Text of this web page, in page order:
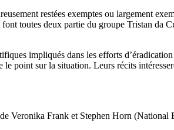
restées exemptes ou largement
toutes deux partie du groupe Tristan
impliqués dans les efforts
le point sur la situation. Leurs récits
Veronika Frank et Stephen Horn